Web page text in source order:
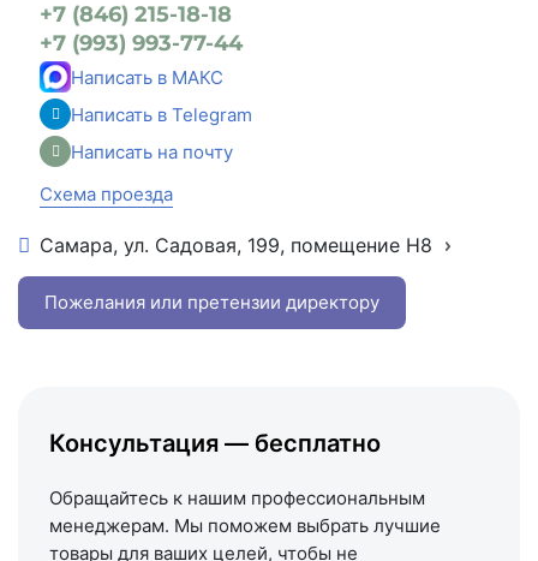
+7 (846) 215-18-18
+7 (993) 993-77-44
Написать в МАКС
Написать в Telegram
Написать на почту
Схема проезда
Самара, ул. Садовая, 199, помещение Н8
+7 (993) 993-77-22
Написать в МАКС
Схема проезда
Пожелания или претензии директору
Консультация — бесплатно
Обращайтесь к нашим профессиональным
менеджерам. Мы поможем выбрать лучшие
товары для ваших целей, чтобы не